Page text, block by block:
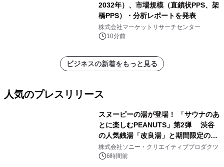
2032年）、市場規模（直鎖状PPS、架
橋PPS）・分析レポートを発表
株式会社マーケットリサーチセンター
10分前
ビジネスの新着をもっと見る
人気のプレスリリース
スヌーピーの湯が登場！ 「サウナのあ
とに楽しむPEANUTS」第2弾 渋谷
の人気銭湯「改良湯」と期間限定のコ
ラボレーション サウナイキタイコラ
ボグッズも発売決定！
株式会社ソニー・クリエイティブプロダクツ
6時間前